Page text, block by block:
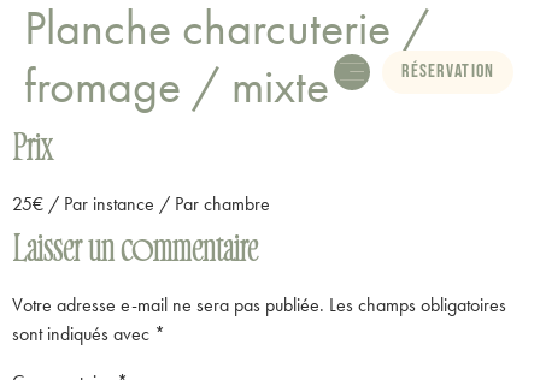
Réservation
Planche charcuterie /
fromage / mixte
Prix
25€ / Par instance / Par chambre
Laisser un commentaire
Votre adresse e-mail ne sera pas publiée. Les champs obligatoires
sont indiqués avec *